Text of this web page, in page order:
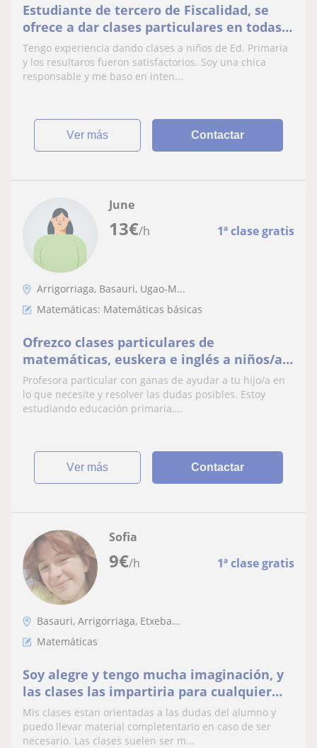
Estudiante de tercero de Fiscalidad, se
ofrece a dar clases particulares en todas
las asignaturas para alumnos de Ed.
Primaria y ESO (refuerzo en general,
ayuda con los deberes, preparación de
Tengo experiencia dando clases a niños de Ed. Primaria
y los resultaros fueron satisfactorios. Soy una chica
responsable y me baso en inten...
ver más Contactar
13€/h 1ª clase gratis
June
Arrigorriaga, Basauri, Ugao-M...
Matemáticas: Matemáticas básicas
Ofrezco clases particulares de
matemáticas, euskera e inglés a niños/as
de primaria e incluso secundaria
Profesora particular con ganas de ayudar a tu hijo/a en
lo que necesite y resolver las dudas posibles. Estoy
estudiando educación primaria,...
ver más Contactar
9€/h 1ª clase gratis
Sofia
Basauri, Arrigorriaga, Etxeba...
Matemáticas
Soy alegre y tengo mucha imaginación, y
las clases las impartiria para cualquier
edad, eso sí un nivel de hasta 4°de ESO
Mis clases estan orientadas a las dudas del alumno y
puedo llevar material completentario en caso de ser
necesario. Las clases suelen ser m...